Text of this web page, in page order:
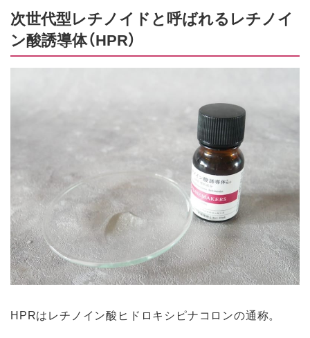
次世代型レチノイドと呼ばれるレチノイ
ン酸誘導体（HPR）
HPRはレチノイン酸ヒドロキシピナコロンの通称。